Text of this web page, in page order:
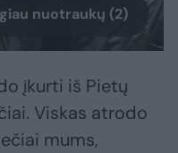
nuotraukų (2)
įkurti iš Pietų
Viskas atrodo
mums,